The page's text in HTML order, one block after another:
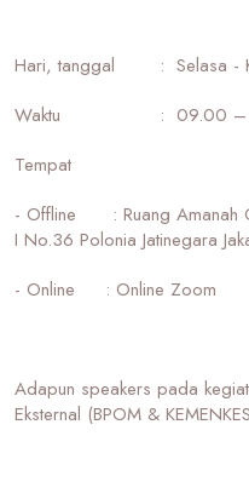
Hari, tanggal
: Selasa -
Waktu
: 09.00 –
Tempat
- Offline : Ruang Amanah
I No.36 Polonia Jatinegara
- Online : Online Zoom
Adapun speakers pada
Eksternal (BPOM &